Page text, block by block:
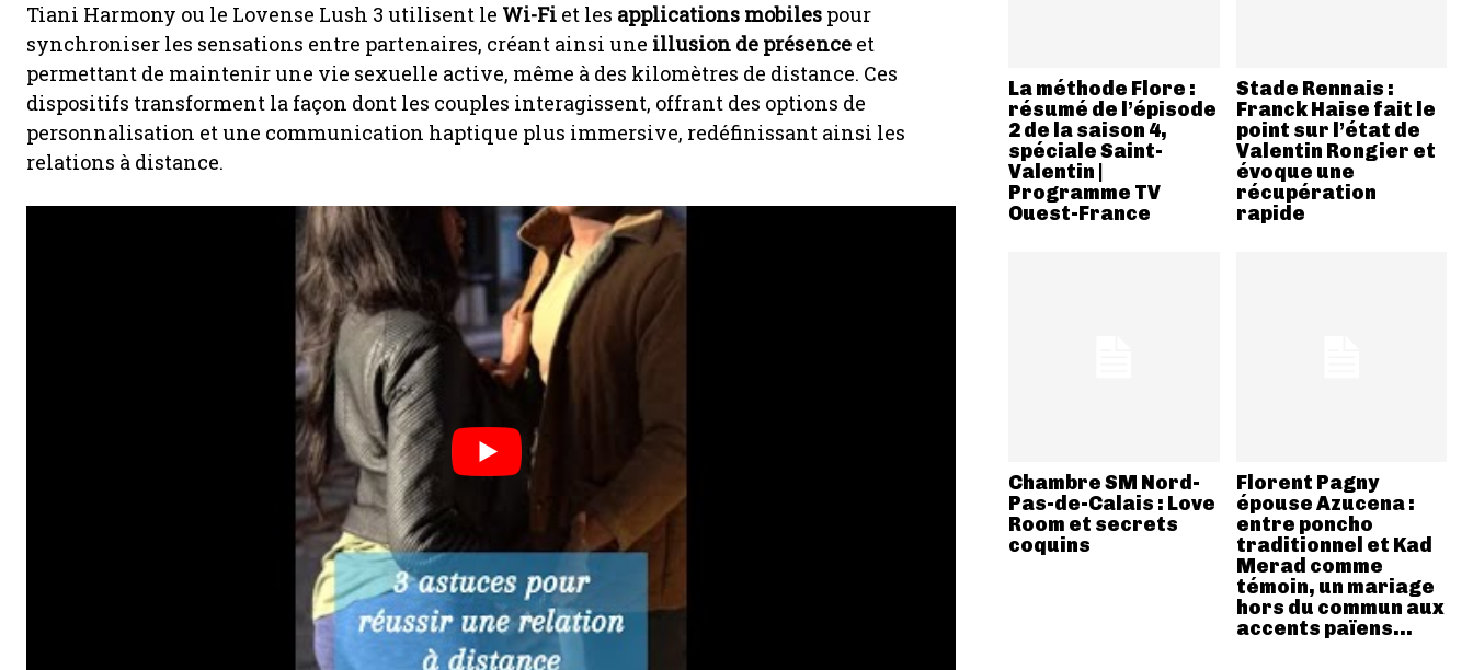
Tiani Harmony ou le Lovense Lush 3 utilisent le Wi-Fi et les applications mobiles pour
synchroniser les sensations entre partenaires, créant ainsi une illusion de présence et
permettant de maintenir une vie sexuelle active, même à des kilomètres de distance. Ces
dispositifs transforment la façon dont les couples interagissent, offrant des options de
personnalisation et une communication haptique plus immersive, redéfinissant ainsi les
relations à distance.
La méthode Flore :
résumé de l’épisode
2 de la saison 4,
spéciale Saint-
Valentin |
Programme TV
Ouest-France
Stade Rennais :
Franck Haise fait le
point sur l’état de
Valentin Rongier et
évoque une
récupération
rapide
Chambre SM Nord-
Pas-de-Calais : Love
Room et secrets
coquins
Florent Pagny
épouse Azucena :
entre poncho
traditionnel et Kad
Merad comme
témoin, un mariage
hors du commun aux
accents païens…